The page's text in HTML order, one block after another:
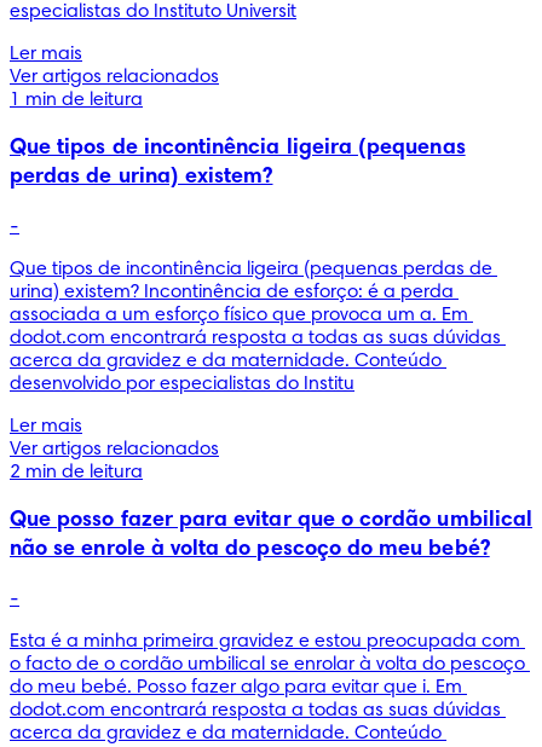
especialistas do Instituto Universit
Ler mais
Ver artigos relacionados
1 min de leitura
Que tipos de incontinência ligeira (pequenas
perdas de urina) existem?
-
Que tipos de incontinência ligeira (pequenas perdas de
urina) existem? Incontinência de esforço: é a perda
associada a um esforço físico que provoca um a. Em
dodot.com encontrará resposta a todas as suas dúvidas
acerca da gravidez e da maternidade. Conteúdo
desenvolvido por especialistas do Institu
Ler mais
Ver artigos relacionados
2 min de leitura
Que posso fazer para evitar que o cordão umbilical
não se enrole à volta do pescoço do meu bebé?
-
Esta é a minha primeira gravidez e estou preocupada com
o facto de o cordão umbilical se enrolar à volta do pescoço
do meu bebé. Posso fazer algo para evitar que i. Em
dodot.com encontrará resposta a todas as suas dúvidas
acerca da gravidez e da maternidade. Conteúdo